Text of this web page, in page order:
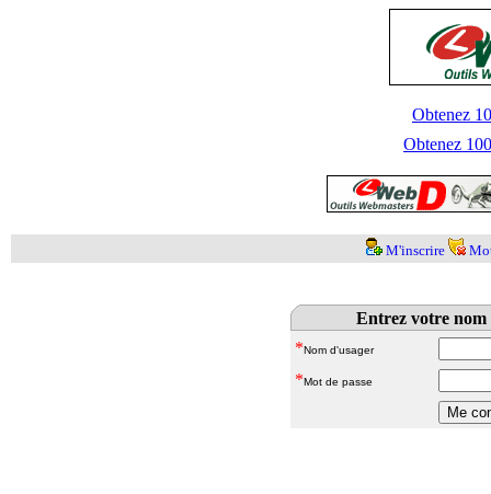
Obtenez
Obtenez
M'inscrire
Entrez votre nom
*Nom d'usager
*Mot de passe